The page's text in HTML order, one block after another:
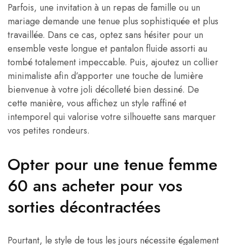
Parfois, une invitation à un repas de famille ou un
mariage demande une tenue plus sophistiquée et plus
travaillée. Dans ce cas, optez sans hésiter pour un
ensemble veste longue et pantalon fluide assorti au
tombé totalement impeccable. Puis, ajoutez un collier
minimaliste afin d’apporter une touche de lumière
bienvenue à votre joli décolleté bien dessiné. De
cette manière, vous affichez un style raffiné et
intemporel qui valorise votre silhouette sans marquer
vos petites rondeurs.
Opter pour une tenue femme
60 ans acheter pour vos
sorties décontractées
Pourtant, le style de tous les jours nécessite également